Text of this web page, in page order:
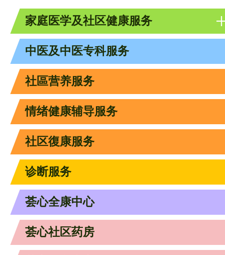
家庭医学及社区健康服务
中医及中医专科服务
社區营养服务
情绪健康辅导服务
社区復康服务
诊断服务
荟心全康中心
荟心社区药房